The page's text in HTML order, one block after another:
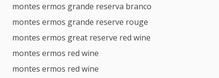
montes ermos grande reserva branco
montes ermos grande reserve rouge
montes ermos great reserve red wine
montes ermos red wine
montes ermos red wine